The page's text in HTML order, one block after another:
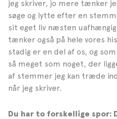
jeg skriver, jo mere tænker
søge og lytte efter en
sit eget liv næsten
tænker også på hele vores
stadig er en del af os, og
så meget som noget, der
af stemmer jeg kan træde
når jeg skriver.
Du har to forskellige spor: